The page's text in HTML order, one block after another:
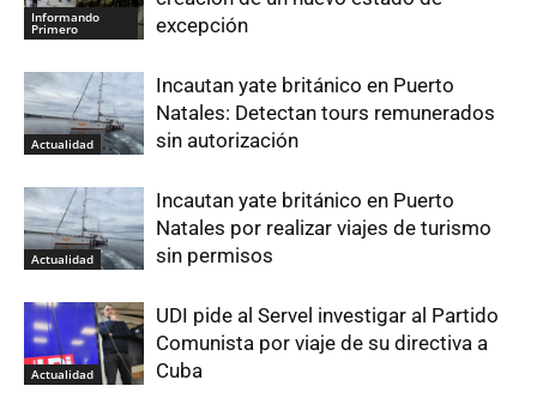
Informando
Primero
excepción
Actualidad
Incautan yate británico en Puerto
Natales: Detectan tours remunerados
sin autorización
Actualidad
Incautan yate británico en Puerto
Natales por realizar viajes de turismo
sin permisos
Actualidad
UDI pide al Servel investigar al Partido
Comunista por viaje de su directiva a
Cuba